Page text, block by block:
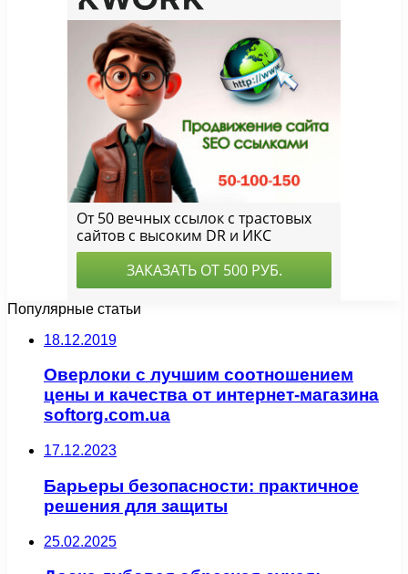
Популярные статьи
18.12.2019
Оверлоки с лучшим соотношением
цены и качества от интернет-магазина
softorg.com.ua
17.12.2023
Барьеры безопасности: практичное
решения для защиты
25.02.2025